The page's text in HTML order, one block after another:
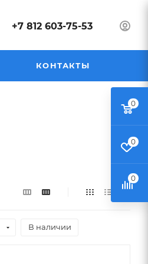
+7 812 603-75-53
КОНТАКТЫ
В наличии
0
0
0